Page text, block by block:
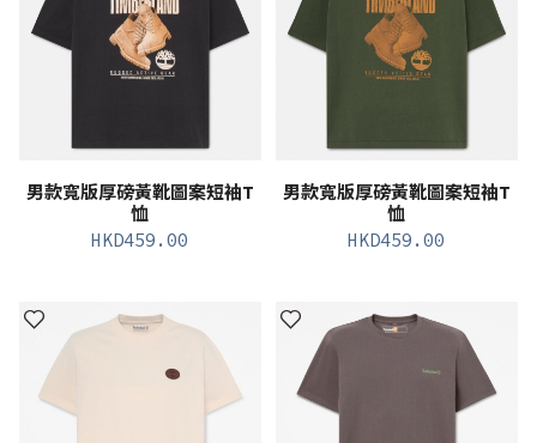
男款寬版厚磅黃靴圖案短袖T
恤
HKD459.00
男款寬版厚磅黃靴圖案短袖T
恤
HKD459.00